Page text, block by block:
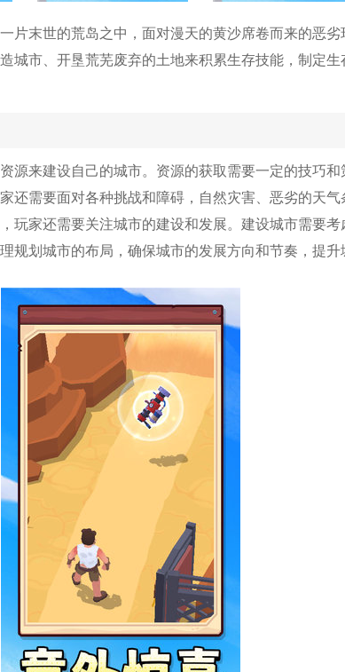
片末世的荒岛之中，面对漫天的黄沙席卷而来的恶
城市、开垦荒芜废弃的土地来积累生存技能，制定
源来建设自己的城市。资源的获取需要一定的技巧
还需要面对各种挑战和障碍，自然灾害、恶劣的天气
玩家还需要关注城市的建设和发展。建设城市需要考
规划城市的布局，确保城市的发展方向和节奏，提升